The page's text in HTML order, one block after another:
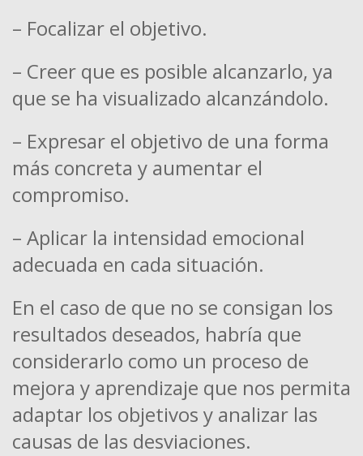
– Focalizar el objetivo.
– Creer que es posible alcanzarlo, ya
que se ha visualizado alcanzándolo.
– Expresar el objetivo de una forma
más concreta y aumentar el
compromiso.
– Aplicar la intensidad emocional
adecuada en cada situación.
En el caso de que no se consigan los
resultados deseados, habría que
considerarlo como un proceso de
mejora y aprendizaje que nos permita
adaptar los objetivos y analizar las
causas de las desviaciones.